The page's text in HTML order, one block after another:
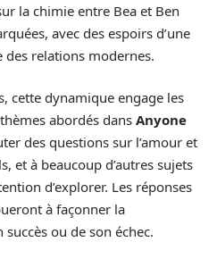
la chimie entre Bea et Ben
avec des espoirs d’une
relations modernes.
cette dynamique engage les
abordés dans Anyone
des questions sur l’amour et
et à beaucoup d’autres sujets
d’explorer. Les réponses
à façonner la
ou de son échec.